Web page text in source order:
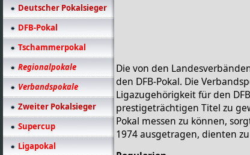
Deutscher Pokalsieger
DFB-Pokal
Tschammerpokal
Regionalpokale
Verbandspokale
Zweiter Pokalsieger
Supercup
Ligapokal
Die von den
den DFB-Pokal. Die
Ligazugehörigkeit für den
prestigeträchtigen Titel zu
Pokal messen zu können,
1974 ausgetragen, dienten